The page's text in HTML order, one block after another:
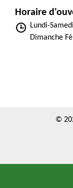
Horaire
Lundi-Samedi
Dimanche
©